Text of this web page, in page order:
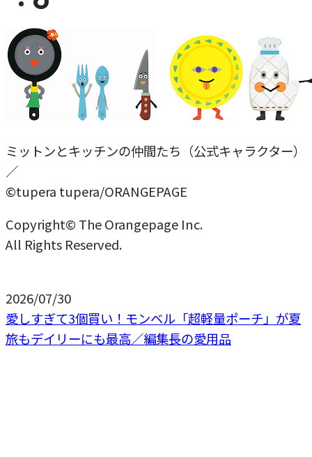
ミットンとキッチンの仲間たち（公式キャラクター）
／
©tupera tupera/ORANGEPAGE
Copyright© The Orangepage Inc.
All Rights Reserved.
2026/07/30
愛しすぎて3個買い！モンベル「超軽量ポーチ」が夏
旅もデイリーにも最高／編集長の愛用品